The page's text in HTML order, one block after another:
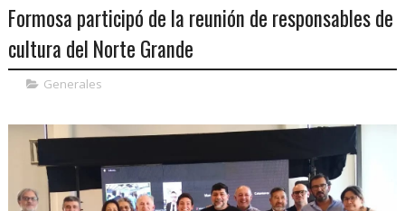
Formosa participó de la reunión de responsables de
cultura del Norte Grande
Generales